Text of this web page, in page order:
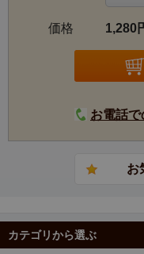
収穫前に一定期間日光
のが一般的で、深蒸し
に位置しており、
現在は南九州市となり
温暖な気候と平坦な地
開聞岳（かいもんだけ
国茶品評会でも産地賞
茶産地として有名です。
価格 1,280
お電話
カテゴリから選ぶ